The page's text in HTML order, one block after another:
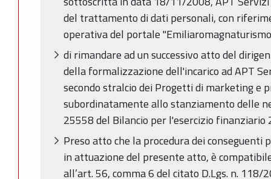
del trattamento di dati personali, con
operativa del portale
di rimandare ad un successivo atto del
della formalizzazione dell'incarico ad APT
secondo stralcio dei Progetti di marketing e
subordinatamente allo stanziamento delle
25558 del Bilancio per l'esercizio finanziario
Preso atto che la procedura dei conseguenti
in attuazione del presente atto, è
all’art. 56, comma 6 del citato D.Lgs. n. 118/